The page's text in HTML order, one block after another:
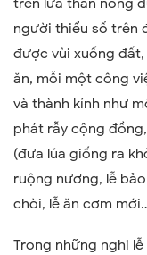
người thiểu số trên
được vùi xuống
ăn, mỗi một công
và thành kính như
phát rẫy cộng
(đưa lúa giống ra
ruộng nương, lễ
chòi, lễ ăn cơm
Trong những nghi